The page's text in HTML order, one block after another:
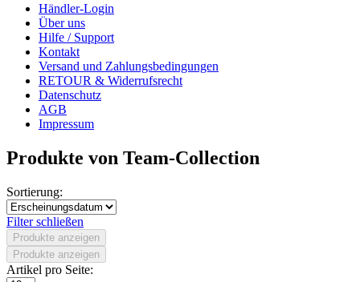
Händler-Login
Über uns
Hilfe / Support
Kontakt
Versand und Zahlungsbedingungen
RETOUR & Widerrufsrecht
Datenschutz
AGB
Impressum
Produkte von Team-Collection
Sortierung:
Filter schließen
Produkte anzeigen
Produkte anzeigen
Artikel pro Seite: